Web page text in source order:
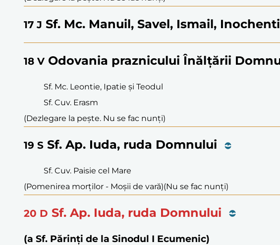
17 J Sf. Mc. Manuil, Savel, Ismail,
18 V Odovania praznicului Înălțării
Sf. Mc. Leontie, Ipatie și Teodul
Sf. Cuv. Erasm
(Dezlegare la pește. Nu se fac nunți)
19 S Sf. Ap. Iuda, ruda Domnului
Sf. Cuv. Paisie cel Mare
(Pomenirea morților - Moșii de vară)(Nu se fac nunți)
20 D Sf. Ap. Iuda, ruda Domnului
(a Sf. Părinți de la Sinodul I Ecumenic)